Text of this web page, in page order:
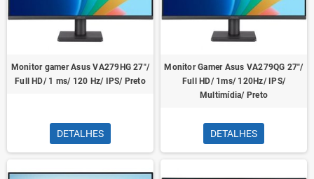
Monitor gamer Asus VA279HG 27"/
Full HD/ 1 ms/ 120 Hz/ IPS/ Preto
DETALHES
Monitor Gamer Asus VA279QG 27"/
Full HD/ 1ms/ 120Hz/ IPS/
Multimídia/ Preto
DETALHES